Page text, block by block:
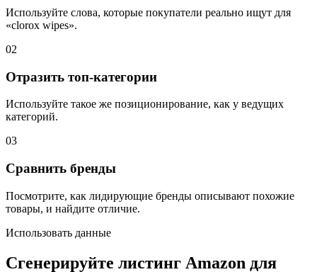
Используйте слова, которые покупатели реально ищут для
«clorox wipes».
02
Отразить топ-категории
Используйте такое же позиционирование, как у ведущих
категорий.
03
Сравнить бренды
Посмотрите, как лидирующие бренды описывают похожие
товары, и найдите отличие.
Использовать данные
Сгенерируйте листинг Amazon для